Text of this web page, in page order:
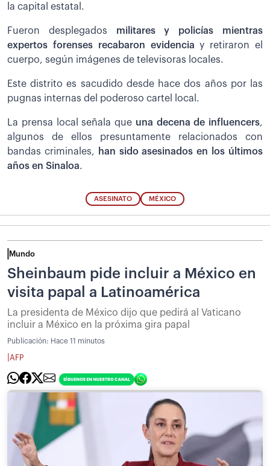
la capital estatal.
Fueron desplegados militares y policías mientras
expertos forenses recabaron evidencia y retiraron el
cuerpo, según imágenes de televisoras locales.
Este distrito es sacudido desde hace dos años por las
pugnas internas del poderoso cartel local.
La prensa local señala que una decena de influencers,
algunos de ellos presuntamente relacionados con
bandas criminales,
han sido asesinados en los últimos
años en Sinaloa.
ASESINATO MÉXICO
Mundo
Sheinbaum pide incluir a México en
visita papal a Latinoamérica
La presidenta de México dijo que pedirá al Vaticano
incluir a México en la próxima gira papal
Publicación: Hace 11 minutos
AFP